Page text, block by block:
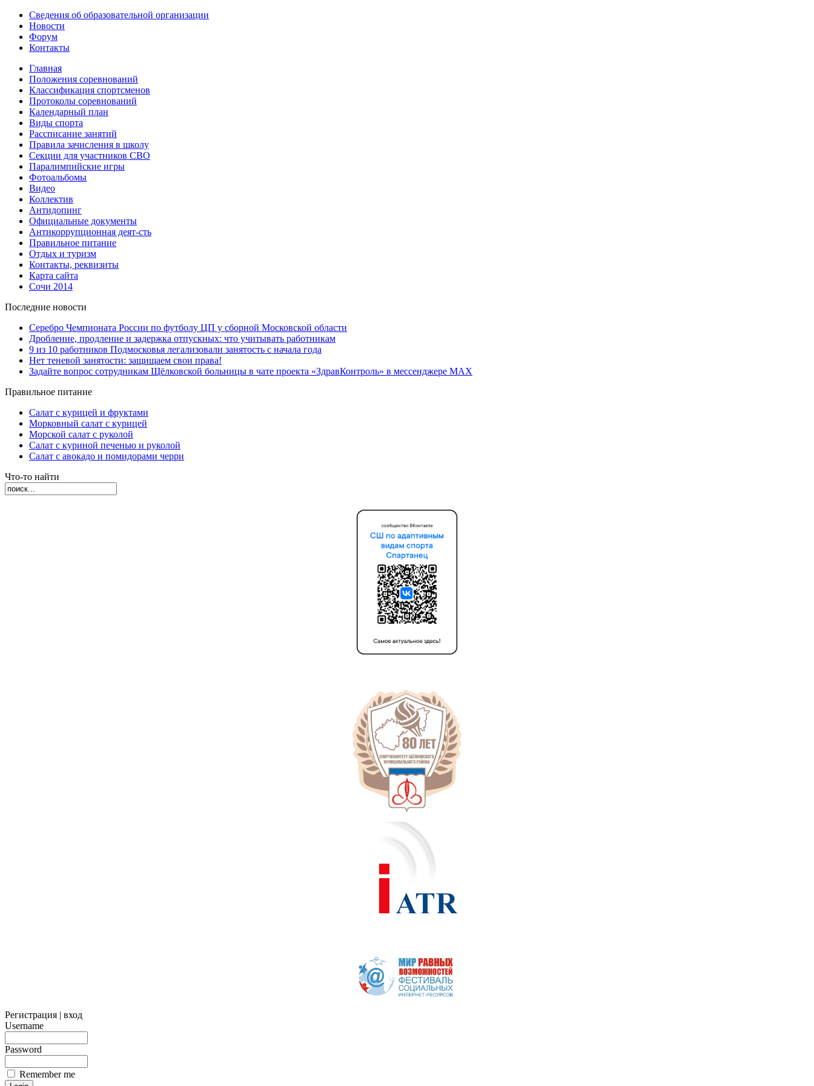
Сведения об образовательной организации
Новости
Форум
Контакты
Главная
Положения соревнований
Классификация спортсменов
Протоколы соревнований
Календарный план
Виды спорта
Рассписание занятий
Правила зачисления в школу
Секции для участников СВО
Паралимпийские игры
Фотоальбомы
Видео
Коллектив
Антидопинг
Официальные документы
Антикоррупционная деят-сть
Правильное питание
Отдых и туризм
Контакты, реквизиты
Карта сайта
Сочи 2014
Последние новости
Серебро Чемпионата России по футболу ЦП у сборной Московской области
Дробление, продление и задержка отпускных: что учитывать работникам
9 из 10 работников Подмосковья легализовали занятость с начала года
Нет теневой занятости: защищаем свои права!
Задайте вопрос сотрудникам Щёлковской больницы в чате проекта «ЗдравКонтроль» в мессенджере МАХ
Правильное питание
Салат с курицей и фруктами
Морковный салат с курицей
Морской салат с руколой
Салат с куриной печенью и руколой
Салат с авокадо и помидорами черри
Что-то найти
Регистрация | вход
Username
Password
Remember me